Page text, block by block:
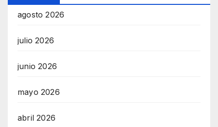
agosto 2026
julio 2026
junio 2026
mayo 2026
abril 2026